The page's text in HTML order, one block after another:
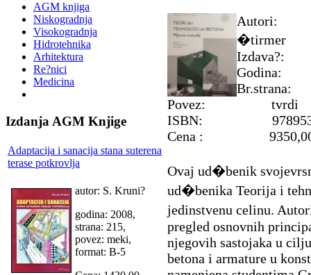
AGM knjiga
Niskogradnja
Visokogradnja
Hidrotehnika
Arhitektura
Re?nici
Medicina
Izdanja AGM Knjige
Adaptacija i sanacija stana suterena
terase potkrovlja
autor: S. Kruni?
godina: 2008,
strana: 215,
povez: meki,
format: B-5
Autori:
�tirmer
Izdava?:
Povez: tvrdi
ISBN:
Cena : 9350,00
Ovaj ud�benik
ud�benika Teorija i
jedinstvenu celinu.
pregled osnovnih
njegovih sastojaka u
betona i armature u